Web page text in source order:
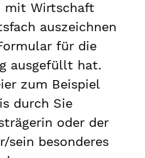
mit Wirtschaft
auszeichnen
für die
ausgefüllt hat.
zum Beispiel
durch Sie
oder der
sein besonderes